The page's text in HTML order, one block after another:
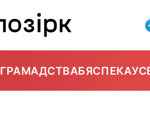
ГРАМАДСТВАБЯСПЕКА